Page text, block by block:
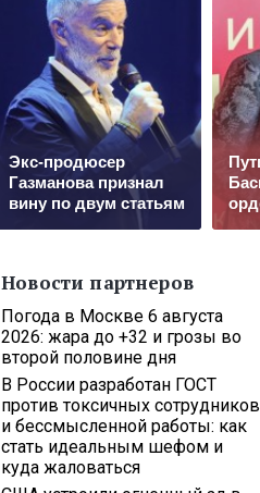
Экс-продюсер
Газманова признал
вину по двум статьям
Новости партнеров
Погода в Москве 6 августа
2026: жара до +32 и грозы во
второй половине дня
В России разработан ГОСТ
против токсичных сотрудников
и бессмысленной работы: как
стать идеальным шефом и
куда жаловаться